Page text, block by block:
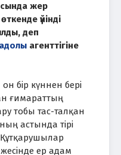
жер
үйінді
деп
агенттігіне
бір күннен бері
ғимараттың
тобы тас-талқан
астында тірі
ер адам